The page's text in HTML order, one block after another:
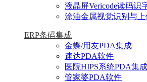
液晶屏Vericode读码识
涂油金属视觉识别与
ERP条码集成
金蝶/用友PDA集成
速达PDA软件
医院HIPS系统PDA集成
管家婆PDA软件